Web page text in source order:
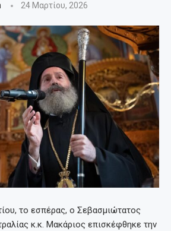
24 Μαρτίου, 2026
το εσπέρας, ο Σεβασμιώτατος
κ.κ. Μακάριος επισκέφθηκε την